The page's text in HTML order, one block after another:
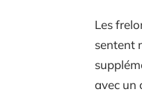
Les
sentent
avec un